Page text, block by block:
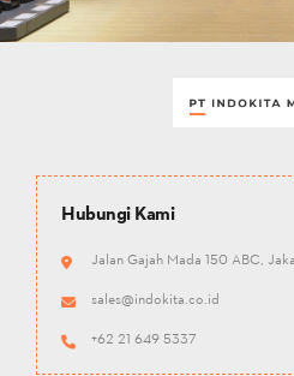
Hubungi Kami
Jalan Gajah Mada 150 ABC,
sales@indokita.co.id
+62 21 649 5337